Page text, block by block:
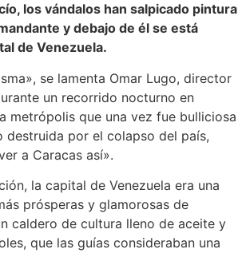
los vándalos han salpicado pintura
y debajo de él se está
de Venezuela.
se lamenta Omar Lugo, director
un recorrido nocturno en
metrópolis que una vez fue bulliciosa
destruida por el colapso del país,
a Caracas así».
la capital de Venezuela era una
prósperas y glamorosas de
caldero de cultura lleno de aceite y
que las guías consideraban una